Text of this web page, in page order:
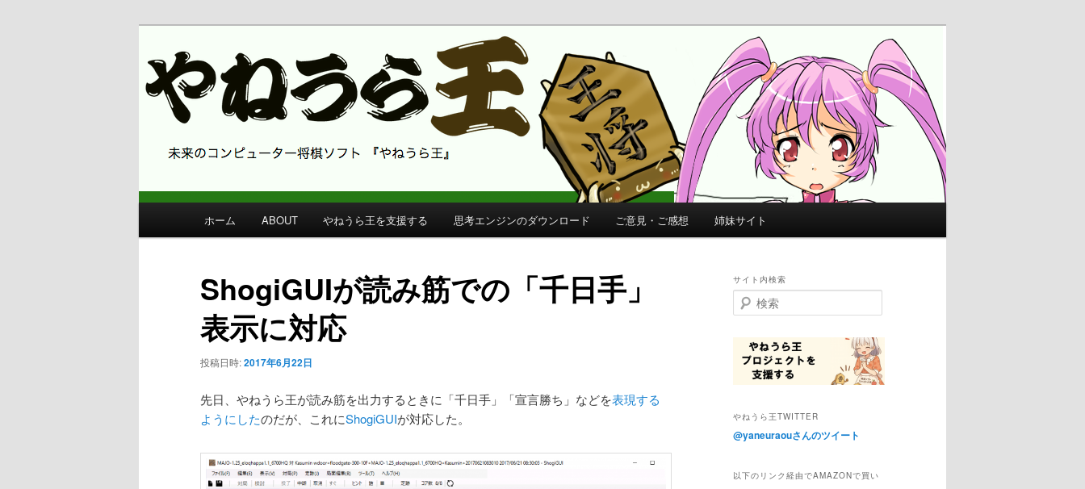
やねうら王 公式サイト
メ
ン
コ
テ
ン
ホーム ABOUT やねうら王を支援する 思考エンジンのダウンロード ご意見・ご感想 姉妹サイト
ShogiGUIが読み筋での「千日手」
表示に対応
投稿日時:2017年6月22日
先日、やねうら王が読み筋を出力するときに「千日手」「宣言勝ち」などを表現する
ようにしたのだが、これにShogiGUIが対応した。
サイト内検索
検
索
やねうら王TWITTER
@yaneuraouさんのツイート
以下のリンク経由でAMAZONで買い